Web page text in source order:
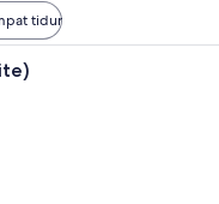
tidur
Kamar (The Jayaprana Suite)